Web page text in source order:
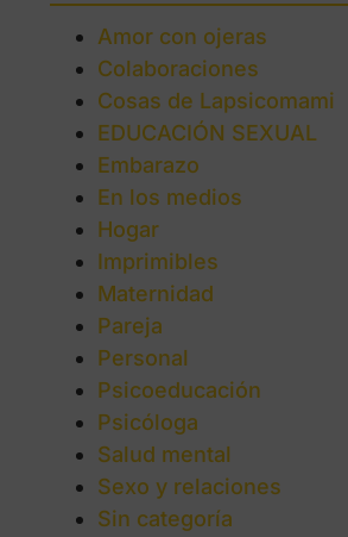
Amor con ojeras
Colaboraciones
Cosas de Lapsicomami
EDUCACIÓN SEXUAL
Embarazo
En los medios
Hogar
Imprimibles
Maternidad
Pareja
Personal
Psicoeducación
Psicóloga
Salud mental
Sexo y relaciones
Sin categoría